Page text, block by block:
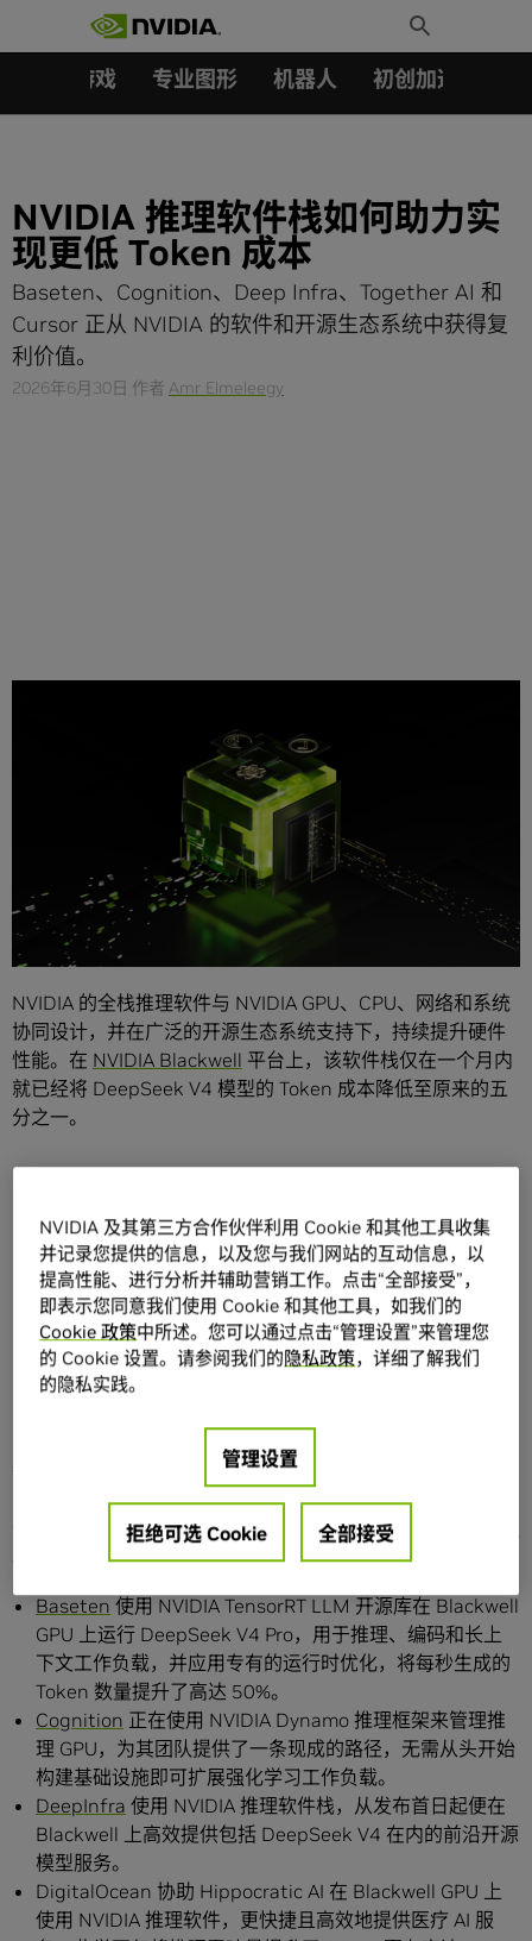
Toggle
Search
游戏 专业图形 机器人 初创加速会员成
NVIDIA 推理软件栈如何助力实
现更低 Token 成本
Baseten、Cognition、Deep Infra、Together AI 和
Cursor 正从 NVIDIA 的软件和开源生态系统中获得复
利价值。
2026年6月30日 作者 Amr Elmeleegy
随着企业从 AI 试点转向生产型 AI 工厂，基础设施的决策核心
已从芯片峰值规格转向每Token成本：即每美元、每瓦特以
及在规定的延迟目标内能够交付多少有用的 Token。
NVIDIA 的全栈推理软件与 NVIDIA GPU、CPU、网络和系统
协同设计，并在广泛的开源生态系统支持下，持续提升硬件
性能。在 NVIDIA Blackwell 平台上，该软件栈仅在一个月内
就已经将 DeepSeek V4 模型的 Token 成本降低至原来的五
分之一。
SemiAnalysis InferenceX 测试结果，对比了 NVIDIA Grace Blackwell Ultra 机架
级扩展系统在分别搭载 SGLang 和 NVIDIA Dynamo 推理框架时的 Token 成本和
领先的企业与推理服务提供商已经看到了 NVIDIA 推理软件栈
在 Blackwell 上带来的复利价值：
Baseten 使用 NVIDIA TensorRT LLM 开源库在 Blackwell
GPU 上运行 DeepSeek V4 Pro，用于推理、编码和长上
下文工作负载，并应用专有的运行时优化，将每秒生成的
Token 数量提升了高达 50%。
Cognition 正在使用 NVIDIA Dynamo 推理框架来管理推
理 GPU，为其团队提供了一条现成的路径，无需从头开始
构建基础设施即可扩展强化学习工作负载。
DeepInfra 使用 NVIDIA 推理软件栈，从发布首日起便在
Blackwell 上高效提供包括 DeepSeek V4 在内的前沿开源
模型服务。
DigitalOcean 协助 Hippocratic AI 在 Blackwell GPU 上
使用 NVIDIA 推理软件，更快捷且高效地提供医疗 AI 服
NVIDIA 及其第三方合作伙伴利用 Cookie 和其他工具收集
并记录您提供的信息，以及您与我们网站的互动信息，以
提高性能、进行分析并辅助营销工作。点击“全部接受”，
即表示您同意我们使用 Cookie 和其他工具，如我们的
Cookie 政策中所述。您可以通过点击“管理设置”来管理您
的 Cookie 设置。请参阅我们的隐私政策，详细了解我们
的隐私实践。
管理设置
拒绝可选 Cookie 全部接受